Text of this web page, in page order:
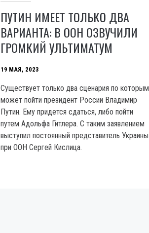
ПУТИН ИМЕЕТ ТОЛЬКО ДВА
ВАРИАНТА: В ООН ОЗВУЧИЛИ
ГРОМКИЙ УЛЬТИМАТУМ
19 МАЯ, 2023
Существует только два сценария по которым
может пойти президент России Владимир
Путин. Ему придется сдаться, либо пойти
путем Адольфа Гитлера. С таким заявлением
выступил постоянный представитель Украины
при OOH Сергей Кислица.